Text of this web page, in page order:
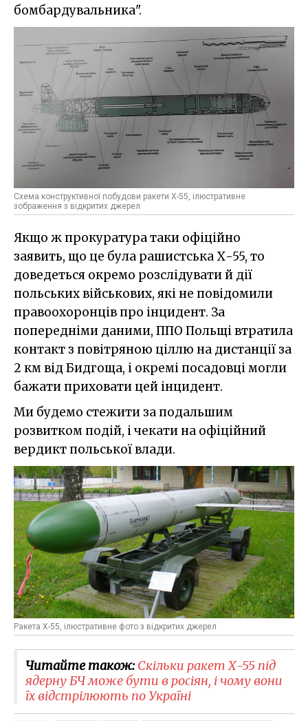
бомбардувальника".
Схема конструктивної побудови ракети Х-55, ілюстративне
зображення з відкритих джерел
Якщо ж прокуратура таки офіційно
заявить, що це була рашистська Х-55, то
доведеться окремо розслідувати й дії
польських військових, які не повідомили
правоохоронців про інцидент. За
попередніми даними, ППО Польщі втратила
контакт з повітряною ціллю на дистанції за
2 км від Бидгоща, і окремі посадовці могли
бажати приховати цей інцидент.
Ми будемо стежити за подальшим
розвитком подій, і чекати на офіційний
вердикт польської влади.
Ракета Х-55, ілюстративне фото з відкритих джерел
Читайте також:Скільки ракет Х-55 під
ядерну БЧ може бути в росіян, і чому вони
їх відстрілюють по Україні